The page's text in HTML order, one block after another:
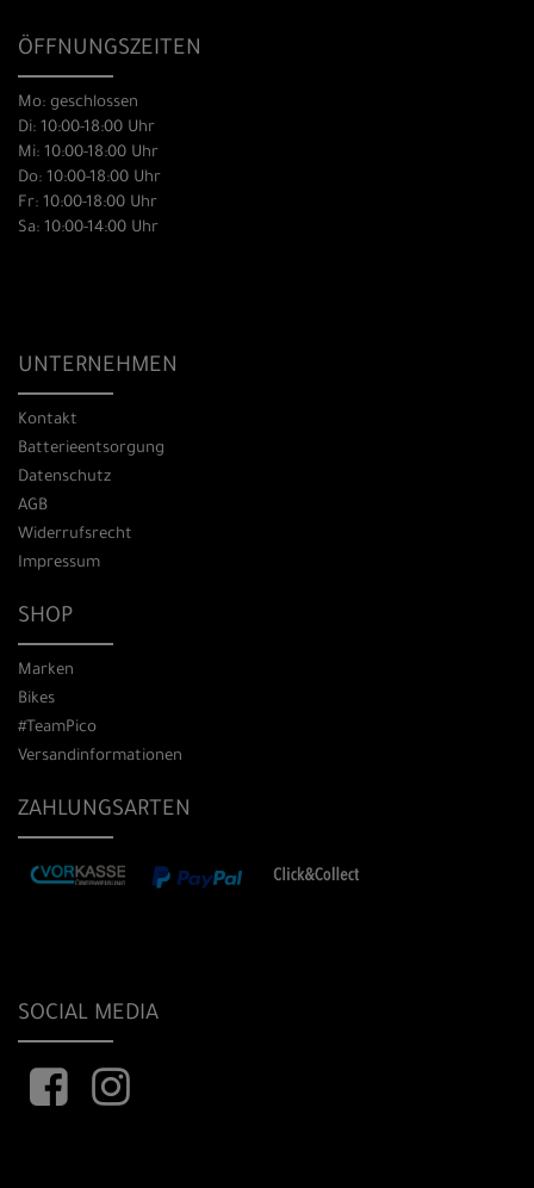
ÖFFNUNGSZEITEN
Mo: geschlossen
Di: 10:00-18:00 Uhr
Mi: 10:00-18:00 Uhr
Do: 10:00-18:00 Uhr
Fr: 10:00-18:00 Uhr
Sa: 10:00-14:00 Uhr
UNTERNEHMEN
Kontakt
Batterieentsorgung
Datenschutz
AGB
Widerrufsrecht
Impressum
SHOP
Marken
Bikes
#TeamPico
Versandinformationen
ZAHLUNGSARTEN
SOCIAL MEDIA